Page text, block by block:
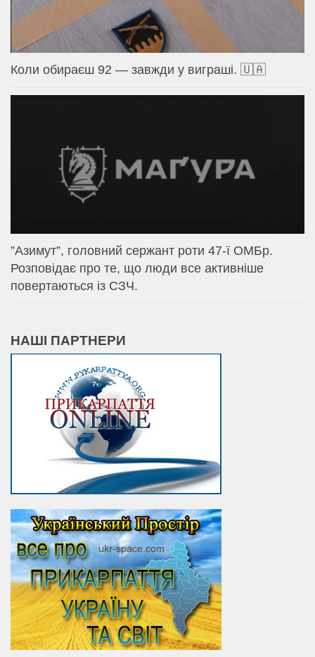
Коли обираєш 92 — завжди у виграші. 🇺🇦
⁨”Азимут”, головний сержант роти 47-ї ОМБр.
Розповідає про те, що люди все активніше
повертаються із СЗЧ.
НАШІ ПАРТНЕРИ